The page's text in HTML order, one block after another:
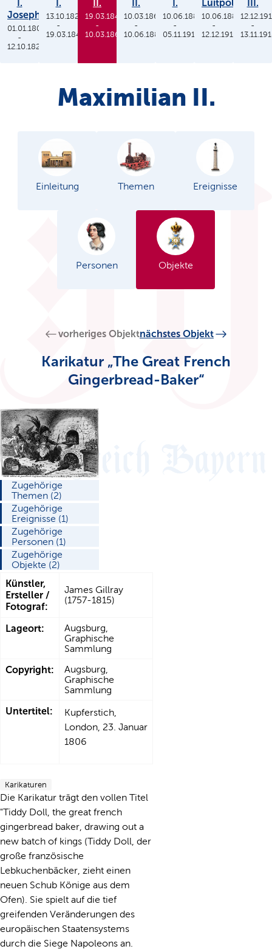
I.
Joseph
01.01.1806
-
12.10.1825
I.
13.10.1825
-
19.03.1848
II.
19.03.1848
-
10.03.1864
II.
10.03.1864
-
10.06.1886
I.
10.06.1886
-
05.11.1913
Luitpold
10.06.1886
-
12.12.1912
III.
-
Maximilian II.
Einleitung Themen Ereignisse
Personen Objekte
vorheriges Objektnächstes Objekt
Karikatur „The Great French
Gingerbread-Baker“
Zugehörige
Themen (2)
Zugehörige
Ereignisse (1)
Zugehörige
Personen (1)
Zugehörige
Objekte (2)
Künstler,
Ersteller /
Fotograf:
James Gillray
(1757-1815)
Lageort:
Augsburg,
Graphische
Sammlung
Copyright:
Augsburg,
Graphische
Sammlung
Untertitel:
Kupferstich,
London, 23. Januar
1806
Karikaturen
Die Karikatur trägt den vollen Titel
"Tiddy Doll, the great french
gingerbread baker, drawing out a
new batch of kings (Tiddy Doll, der
große französische
Lebkuchenbäcker, zieht einen
neuen Schub Könige aus dem
Ofen). Sie spielt auf die tief
greifenden Veränderungen des
europäischen Staatensystems
durch die Siege Napoleons an.